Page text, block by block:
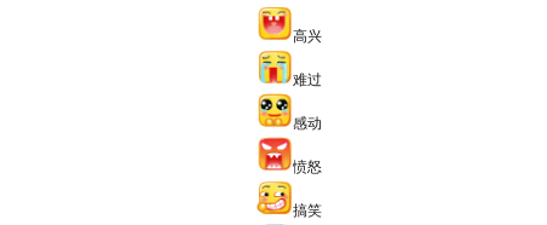
高兴
难过
感动
愤怒
搞笑